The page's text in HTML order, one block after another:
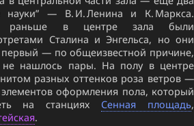
науки” — В. И. Ленина и К. Маркса.
раньше в центре зала были
Сталина и Энгельса, но они
— по общеизвестной причине,
не нашлось пары. На полу в центре
разных оттенков роза ветров —
оформления пола, который
на станциях Сенная площадь,
.